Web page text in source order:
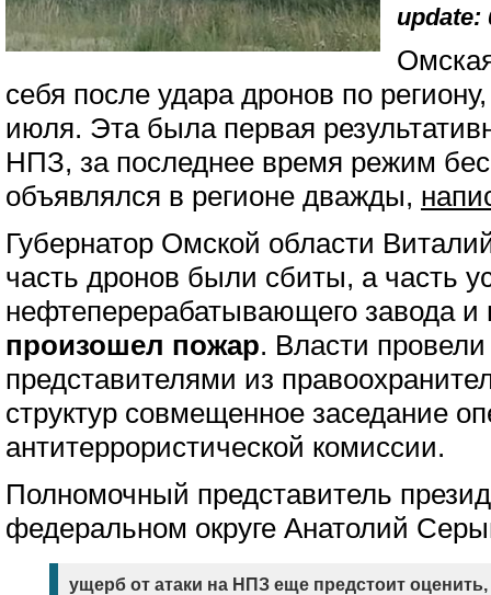
update:
себя после удара дронов по
июля. Эта была первая
НПЗ, за последнее время режим
объявлялся в регионе дважды,
Губернатор Омской области
часть дронов были сбиты, а часть
нефтеперерабатывающего завода и
произошел пожар. Власти
представителями из
структур совмещенное заседание
антитеррористической комиссии.
Полномочный представитель
федеральном округе Анатолий
ущерб от атаки на НПЗ еще предстоит